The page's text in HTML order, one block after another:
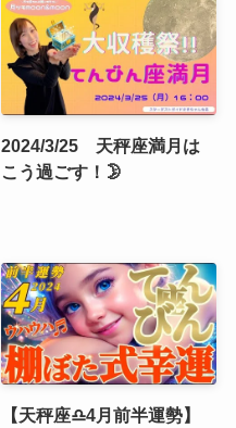
2024/3/25 天秤座満月は
こう過ごす！🌛
【天秤座♎4月前半運勢】